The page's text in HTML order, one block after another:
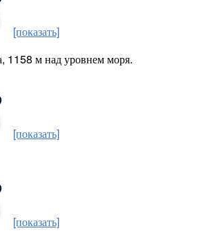
[показать]
1158 м над уровнем моря.
[показать]
[показать]